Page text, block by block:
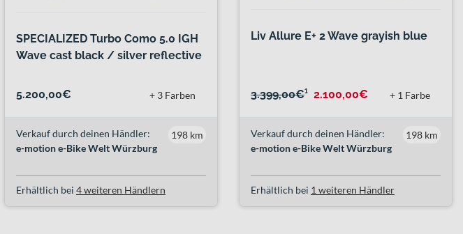
SPECIALIZED Turbo Como 5.0 IGH
Wave cast black / silver reflective
5.200,00€ + 3 Farben
Verkauf durch deinen Händler:
e-motion e-Bike Welt Würzburg
198 km
Erhältlich bei 4 weiteren Händlern
Liv Allure E+ 2 Wave grayish blue
3.399,00€¹ 2.100,00€ + 1 Farbe
Verkauf durch deinen Händler:
e-motion e-Bike Welt Würzburg
198 km
Erhältlich bei 1 weiteren Händler